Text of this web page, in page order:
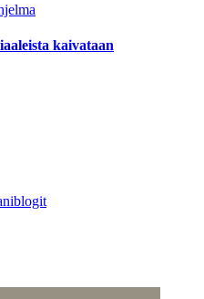
kaivataan